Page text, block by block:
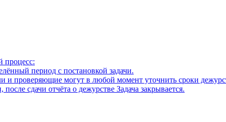
процесс:
период с постановкой задачи.
и проверяющие могут в любой момент уточнить сроки
сдачи отчёта о дежурстве Задача закрывается.